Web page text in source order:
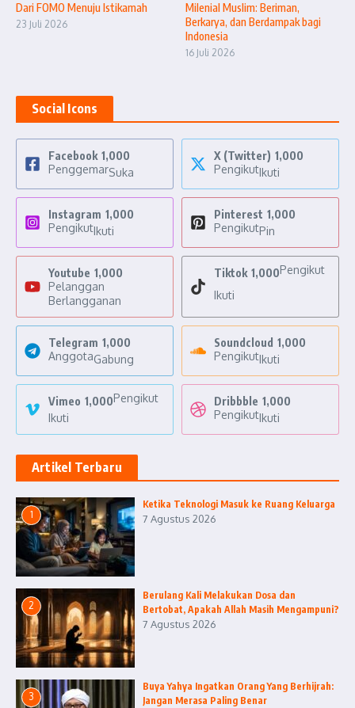
Dari FOMO Menuju Istikamah
23 Juli 2026
Milenial Muslim: Beriman,
Berkarya, dan Berdampak bagi
Indonesia
16 Juli 2026
Social Icons
Facebook 1,000
PenggemarSuka
X (Twitter) 1,000
PengikutIkuti
Instagram 1,000
PengikutIkuti
Pinterest 1,000
PengikutPin
Youtube 1,000
Pelanggan
Berlangganan
Tiktok 1,000Pengikut
Ikuti
Telegram 1,000
AnggotaGabung
Soundcloud 1,000
PengikutIkuti
Vimeo 1,000Pengikut
Ikuti
Dribbble 1,000
PengikutIkuti
Artikel Terbaru
1
Ketika Teknologi Masuk ke Ruang Keluarga
7 Agustus 2026
2
Berulang Kali Melakukan Dosa dan
Bertobat, Apakah Allah Masih Mengampuni?
7 Agustus 2026
3
Buya Yahya Ingatkan Orang Yang Berhijrah:
Jangan Merasa Paling Benar